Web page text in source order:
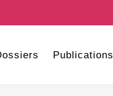
Publications